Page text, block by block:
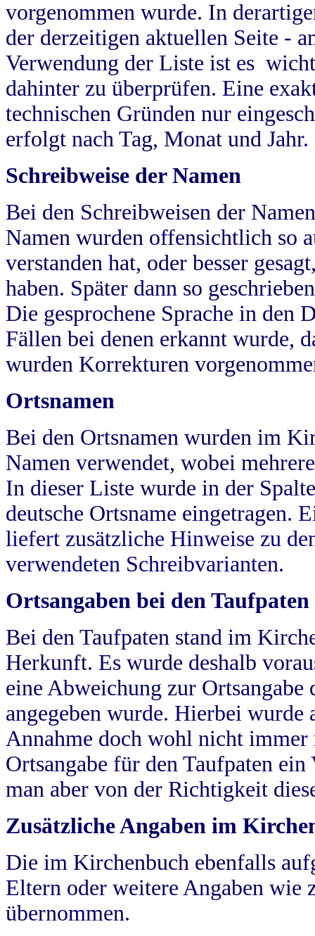
vorgenommen wurde. In
der derzeitigen aktuellen Seite -
Verwendung der Liste ist es
dahinter zu überprüfen. Eine
technischen Gründen nur
erfolgt nach Tag, Monat und Jahr.
Schreibweise der Namen
Bei den Schreibweisen der
Namen wurden offensichtlich so
verstanden hat, oder besser
haben. Später dann so
Die gesprochene Sprache in
Fällen bei denen erkannt wurde,
wurden Korrekturen
Ortsnamen
Bei den Ortsnamen wurden im
Namen verwendet, wobei
In dieser Liste wurde in der
deutsche Ortsname eingetragen.
liefert zusätzliche Hinweise zu
verwendeten Schreibvarianten.
Ortsangaben bei den Taufpaten
Bei den Taufpaten stand im
Herkunft. Es wurde deshalb
eine Abweichung zur
angegeben wurde. Hierbei wurde
Annahme doch wohl nicht
Ortsangabe für den Taufpaten
man aber von der Richtigkeit
Zusätzliche Angaben im
Die im Kirchenbuch ebenfalls
Eltern oder weitere Angaben wie
übernommen.